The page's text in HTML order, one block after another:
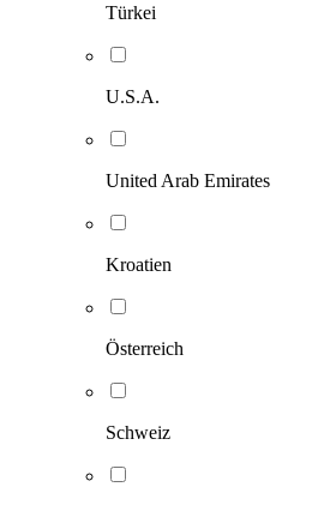
Türkei
U.S.A.
United Arab Emirates
Kroatien
Österreich
Schweiz